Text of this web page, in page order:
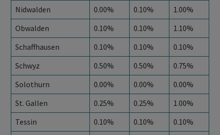
Nidwalden
0.00% 0.10%
1.00%
Obwalden
0.10% 0.10%
1.10%
Schaffhausen
0.10% 0.10%
0.10%
Schwyz
0.50% 0.50%
0.75%
Solothurn
0.00% 0.00%
0.00%
St. Gallen
0.25% 0.25%
1.00%
Tessin
0.10% 0.10%
0.10%